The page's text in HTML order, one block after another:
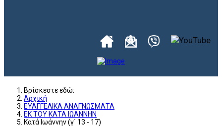
Βρίσκεστε εδώ:
Αρχική
ΕΥΑΓΓΕΛΙΚΑ ΑΝΑΓΝΩΣΜΑΤΑ
ΕΚ ΤΟΥ ΚΑΤΑ ΙΩΑΝΝΗΝ
Κατά Ιωάννην (γ΄ 13 - 17)